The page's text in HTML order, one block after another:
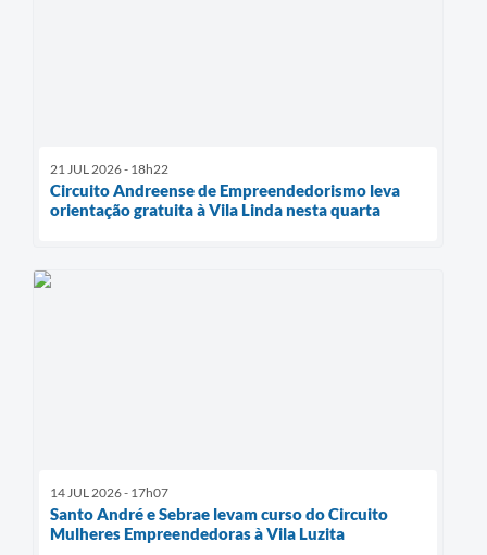
21 JUL 2026 - 18h22
Circuito Andreense de Empreendedorismo leva
orientação gratuita à Vila Linda nesta quarta
14 JUL 2026 - 17h07
Santo André e Sebrae levam curso do Circuito
Mulheres Empreendedoras à Vila Luzita